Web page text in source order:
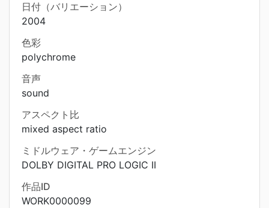
日付（バリエーション）
2004
色彩
polychrome
音声
sound
アスペクト比
mixed aspect ratio
ミドルウェア・ゲームエンジン
DOLBY DIGITAL PRO LOGIC II
作品ID
WORK0000099